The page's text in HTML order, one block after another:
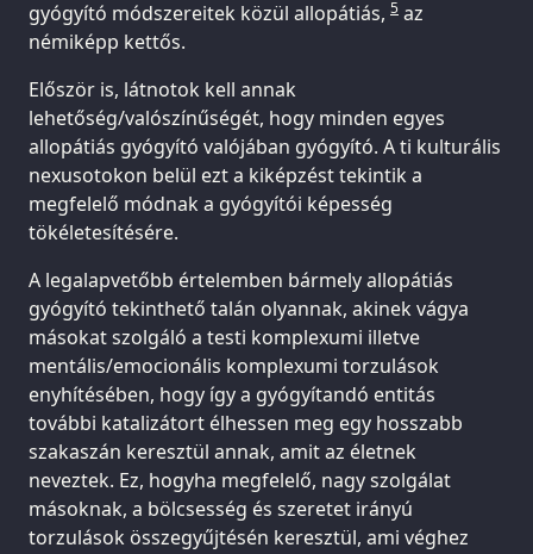
gyógyító módszereitek közül allopátiás, 5 az
némiképp kettős.
Először is, látnotok kell annak
lehetőség/valószínűségét, hogy minden egyes
allopátiás gyógyító valójában gyógyító. A ti kulturális
nexusotokon belül ezt a kiképzést tekintik a
megfelelő módnak a gyógyítói képesség
tökéletesítésére.
A legalapvetőbb értelemben bármely allopátiás
gyógyító tekinthető talán olyannak, akinek vágya
másokat szolgáló a testi komplexumi illetve
mentális/emocionális komplexumi torzulások
enyhítésében, hogy így a gyógyítandó entitás
további katalizátort élhessen meg egy hosszabb
szakaszán keresztül annak, amit az életnek
neveztek. Ez, hogyha megfelelő, nagy szolgálat
másoknak, a bölcsesség és szeretet irányú
torzulások összegyűjtésén keresztül, ami véghez